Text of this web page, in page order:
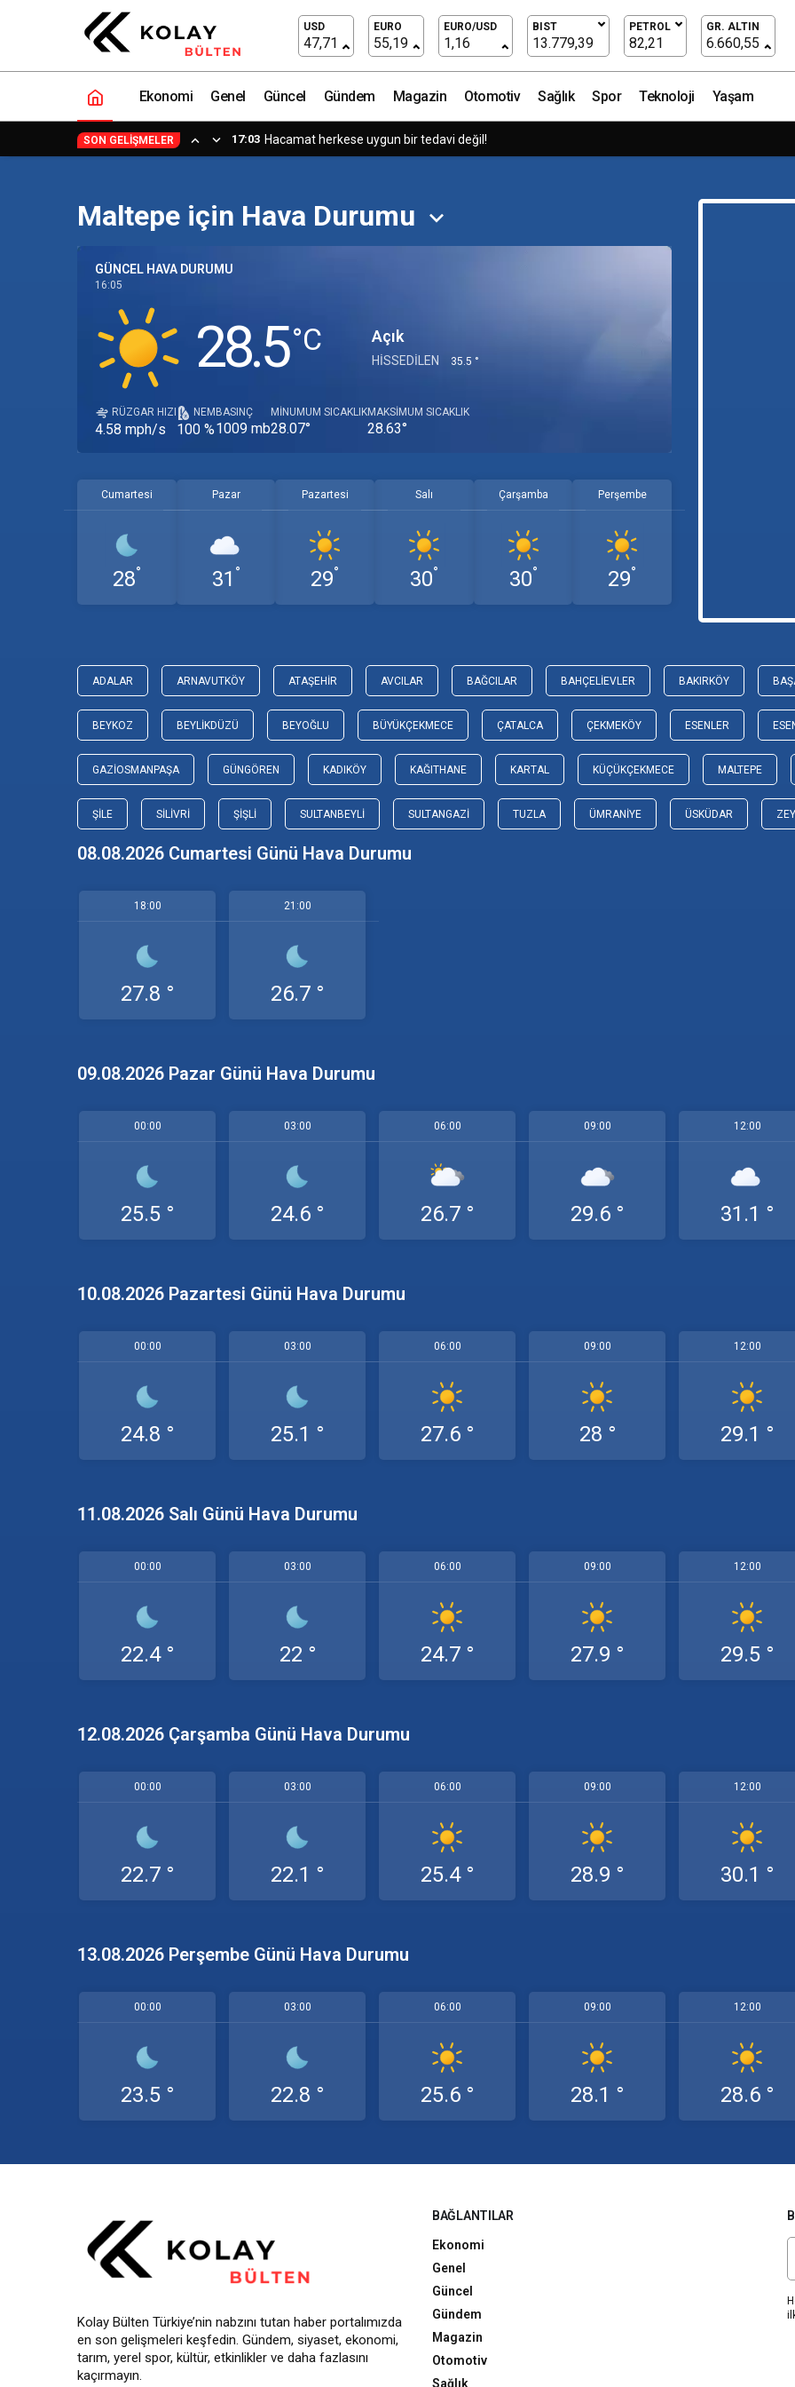
USD
47,71
EURO
55,19
EURO/USD
1,16
BIST
13.779,39
PETROL
82,21
GR. ALTIN
6.660,55
Ekonomi Genel Güncel Gündem Magazin Otomotiv Sağlık Spor Teknoloji Yaşam
SON GELIŞMELER 17:03 Hacamat herkese uygun bir tedavi değil!
Maltepe için Hava Durumu
GÜNCEL HAVA DURUMU
16:05
28.5‎°C Açık
HISSEDILEN 35.5 °
RÜZGAR HIZI
4.58 mph/s
NEM
100 %
BASINÇ
1009 mb
MINUMUM SICAKLIK
28.07°
MAKSIMUM SICAKLIK
28.63°
Cumartesi
28°
Pazar
31 °
Pazartesi
29°
Salı
30°
Çarşamba
30°
Perşembe
29°
ADALAR ARNAVUTKÖY ATAŞEHIR AVCILAR BAĞCILAR BAHÇELIEVLER BAKIRKÖY
BEYKOZ BEYLIKDÜZÜ BEYOĞLU BÜYÜKÇEKMECE ÇATALCA ÇEKMEKÖY ESENLER
GAZIOSMANPAŞA GÜNGÖREN KADIKÖY KAĞITHANE KARTAL KÜÇÜKÇEKMECE MALTEPE
ŞILE SILIVRI ŞIŞLI SULTANBEYLI SULTANGAZI TUZLA ÜMRANIYE ÜSKÜDAR
08.08.2026 Cumartesi Günü Hava Durumu
18:00
27.8 °
21:00
26.7 °
09.08.2026 Pazar Günü Hava Durumu
00:00
25.5 °
03:00
24.6 °
06:00
26.7 °
09:00
29.6 °
12:00
31.1 °
10.08.2026 Pazartesi Günü Hava Durumu
00:00
24.8 °
03:00
25.1 °
06:00
27.6 °
09:00
28 °
12:00
29.1 °
11.08.2026 Salı Günü Hava Durumu
00:00
22.4 °
03:00
22 °
06:00
24.7 °
09:00
27.9 °
12:00
29.5 °
12.08.2026 Çarşamba Günü Hava Durumu
00:00
22.7 °
03:00
22.1 °
06:00
25.4 °
09:00
28.9 °
12:00
30.1 °
13.08.2026 Perşembe Günü Hava Durumu
00:00
23.5 °
03:00
22.8 °
06:00
25.6 °
09:00
28.1 °
12:00
28.6 °
Kolay Bülten Türkiye’nin nabzını tutan haber portalımızda
en son gelişmeleri keşfedin. Gündem, siyaset, ekonomi,
tarım, yerel spor, kültür, etkinlikler ve daha fazlasını
kaçırmayın.
BAĞLANTILAR
Ekonomi
Genel
Güncel
Gündem
Magazin
Otomotiv
Sağlık